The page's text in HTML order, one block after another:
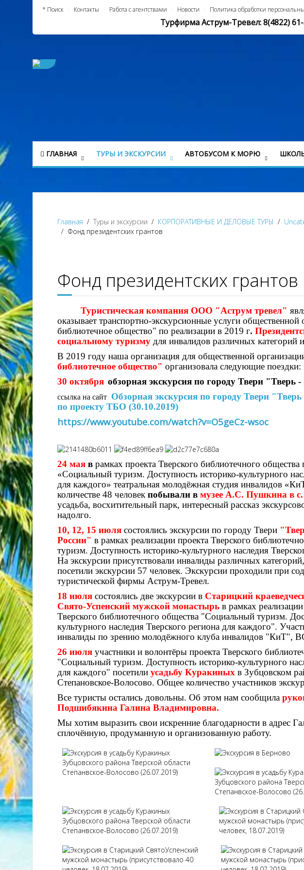
* Поиск Контакты Работа с агентствами Новости Политика обработки
Турфирма Аструм-Тревел: 8(4822)
ГЛАВНАЯ ТУРЫ И ЭКСКУРСИИ АВТОБУСОМ К МОРЮ
Главная Туры и экскурсии КОРПОРАТИВНЫЕ И ДЕЛОВЫЕ ТУРЫ
Фонд президентских грантов
Фонд президентских грантов
Туристическая компания ООО "Аструм тревел"
оказывает транспортно-экскурсионные услуги общественной
библиотечное общество" по реализации в 2019 г.
социальному туризму для инвалидов различных категорий
В 2019 году наша организация для общественной
библиотечное общество" организовала следующие поездки:
30 октября обзорная экскурсия по городу Твери "Тверь
ссылка на сайт Обзорная экскурсия по городу Твери
по проекту ТБО (30.10.2019)
https://www.youtube.com/watch?v=O5geCz-wsoc
24 мая в рамках проекта Тверского библиотечного общества
«Социальный туризм. Доступность историко-культурного
для каждого» театральная молодёжная студия инвалидов
количестве 48 человекпобывали в музее А.С. Пушкина в с.
усадьба, восхитительный парк, интересный рассказ
надолго.
10, 12, 15 июля состоялись экскурсии по городу Твери
России" в рамках реализации проекта Тверского
туризм. Доступность историко-культурного наследия
На экскурсии присутствовали инвалиды различных
посетили экскурсии 57 человек. Экскурсии проходили при
туристической фирмы Аструм-Тревел.
18 июля состоялись две экскурсии в Старицкий
Свято-Успенский мужской монастырь в рамках
Тверского библиотечного общества "Социальный туризм.
культурного наследия Тверского региона для каждого".
инвалиды по зрению молодёжного клуба инвалидов "КиТ",
26 июля участники и волонтёры проекта Тверского
"Социальный туризм. Доступность историко-культурного
для каждого" посетили усадьбу Куракиных в Зубцовском
Степановское-Волосово. Общее количество участников
Все туристы остались довольны. Об этом нам сообщила
Подшибякина Галина Владимировна.
Мы хотим выразить свои искренние благодарности в адрес
сплочённую, продуманную и организованную работу.